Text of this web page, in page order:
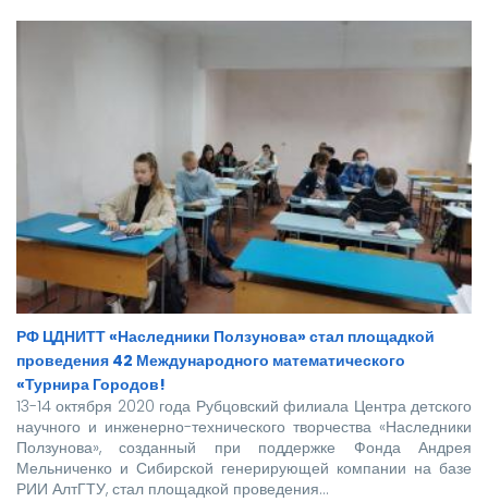
РФ ЦДНИТТ «Наследники Ползунова» стал площадкой
проведения 42 Международного математического
«Турнира Городов!
13-14 октября 2020 года Рубцовский филиала Центра детского
научного и инженерно-технического творчества «Наследники
Ползунова», созданный при поддержке Фонда Андрея
Мельниченко и Сибирской генерирующей компании на базе
РИИ АлтГТУ, стал площадкой проведения…